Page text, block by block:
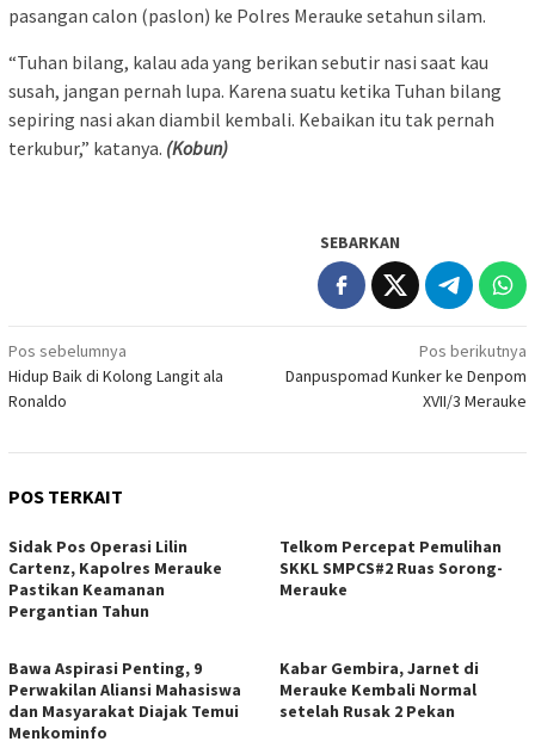
pasangan calon (paslon) ke Polres Merauke setahun silam.
“Tuhan bilang, kalau ada yang berikan sebutir nasi saat kau
susah, jangan pernah lupa. Karena suatu ketika Tuhan bilang
sepiring nasi akan diambil kembali. Kebaikan itu tak pernah
terkubur,” katanya. (Kobun)
SEBARKAN
Navigasi
pos
Pos sebelumnya
Hidup Baik di Kolong Langit ala
Ronaldo
Pos berikutnya
Danpuspomad Kunker ke Denpom
XVII/3 Merauke
POS TERKAIT
Sidak Pos Operasi Lilin
Cartenz, Kapolres Merauke
Pastikan Keamanan
Pergantian Tahun
Telkom Percepat Pemulihan
SKKL SMPCS#2 Ruas Sorong-
Merauke
Bawa Aspirasi Penting, 9
Perwakilan Aliansi Mahasiswa
dan Masyarakat Diajak Temui
Menkominfo
Kabar Gembira, Jarnet di
Merauke Kembali Normal
setelah Rusak 2 Pekan